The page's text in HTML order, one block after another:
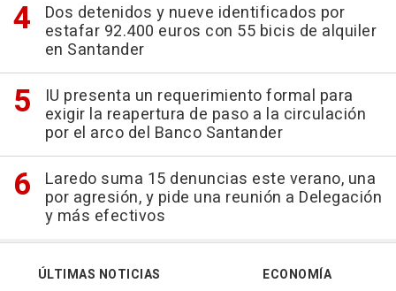
Dos detenidos y nueve identificados por
estafar 92.400 euros con 55 bicis de alquiler
en Santander
IU presenta un requerimiento formal para
exigir la reapertura de paso a la circulación
por el arco del Banco Santander
Laredo suma 15 denuncias este verano, una
por agresión, y pide una reunión a Delegación
y más efectivos
ÚLTIMAS NOTICIAS
ECONOMÍA